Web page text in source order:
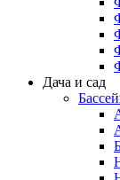
Дача и сад